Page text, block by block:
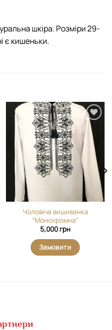
шкіра. Розміри 29-
є кишеньки.
Додати
виріб у
вибране
Чоловіча вишиванка
“Монохромна”
5,000 грн
Замовити